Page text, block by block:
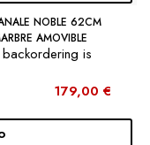
NOBLE 62CM
AMOVIBLE
is
179,00 €